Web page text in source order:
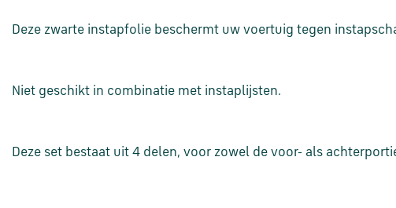
Deze zwarte instapfolie beschermt uw voertuig tegen
Niet geschikt in combinatie met instaplijsten.
Deze set bestaat uit 4 delen, voor zowel de voor- als